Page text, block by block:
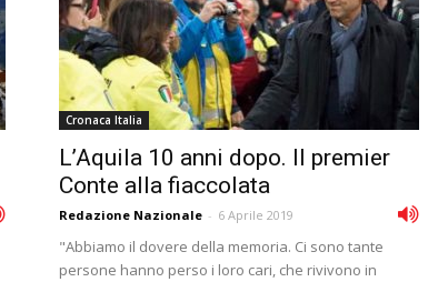
Cronaca Italia
L’Aquila 10 anni dopo. Il premier
Conte alla fiaccolata
Redazione Nazionale - 6 Aprile 2019
"Abbiamo il dovere della memoria. Ci sono tante
persone hanno perso i loro cari, che rivivono in